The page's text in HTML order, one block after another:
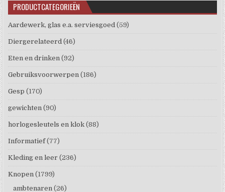
PRODUCTCATEGORIEËN
Aardewerk, glas e.a. serviesgoed (59)
Diergerelateerd (46)
Eten en drinken (92)
Gebruiksvoorwerpen (186)
Gesp (170)
gewichten (90)
horlogesleutels en klok (88)
Informatief (77)
Kleding en leer (236)
Knopen (1799)
ambtenaren (26)